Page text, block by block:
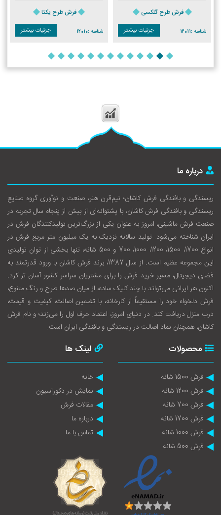
فرش طرح گلکسی
شناسه :12011 جزئیات بیشتر
فرش طرح یکتا
شناسه :12010 جزئیات بیشتر
درباره ما
ریسندگی و بافندگی فرش کاشان؛ نیم‌قرن هنر، صنعت و نوآوری گروه صنایع
ریسندگی و بافندگی فرش کاشان، با پشتوانه‌ای از بیش از پنجاه سال تجربه در
صنعت فرش ماشینی، امروز به عنوان یکی از بزرگ‌ترین تولیدکنندگان فرش در
ایران شناخته می‌شود. تولید سالانه نزدیک به یک میلیون متر مربع فرش در
انواع 1700، 1500، 1200، 1000، 700 و 500 شانه، تنها بخشی از توان تولیدی
این مجموعه عظیم است. از سال 1387، برند فرش کاشان با ورود قدرتمند به
فضای دیجیتال، مسیر خرید فرش را برای مشتریان سراسر کشور آسان‌ تر کرد.
اکنون هر ایرانی می‌تواند با چند کلیک ساده، از میان صدها طرح و رنگ متنوع،
فرش دلخواه خود را مستقیماً از کارخانه، با تضمین اصالت، کیفیت و قیمت،
درب منزل دریافت کند. در دنیای امروز، اعتماد حرف اول را می‌زند؛ و نام فرش
کاشان، همچنان نماد اصالت در ریسندگی و بافندگی ایران است.
محصولات
فرش 1500 شانه
فرش 1200 شانه
فرش 700 شانه
فرش 1700 شانه
فرش 1000 شانه
فرش 500 شانه
لینک ها
خانه
نمایش در دکوراسیون
مقالات فرش
درباره ما
تماس با ما